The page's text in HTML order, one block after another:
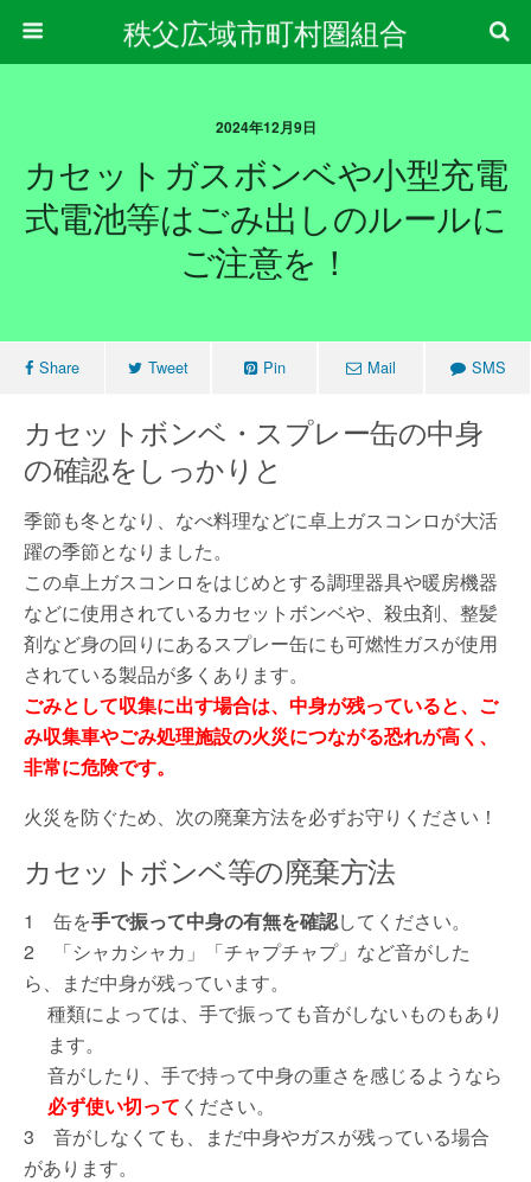
秩父広域市町村圏組合
2024年12月9日
カセットガスボンベや小型充電
式電池等はごみ出しのルールに
ご注意を！
Share Tweet Pin Mail SMS
カセットボンベ・スプレー缶の中身
の確認をしっかりと
季節も冬となり、なべ料理などに卓上ガスコンロが大活
躍の季節となりました。
この卓上ガスコンロをはじめとする調理器具や暖房機器
などに使用されているカセットボンベや、殺虫剤、整髪
剤など身の回りにあるスプレー缶にも可燃性ガスが使用
されている製品が多くあります。
ごみとして収集に出す場合は、中身が残っていると、 ご
み収集車やごみ処理施設の火災につながる恐れが高く、
非常に危険です。
火災を防ぐため、次の廃棄方法を必ずお守りください！
カセットボンベ等の廃棄方法
1 缶を手で振って中身の有無を確認してください。
2 「シャカシャカ」「チャプチャプ」など音がした
ら、まだ中身が残っています。
種類によっては、手で振っても音がしないものもあり
ます。
音がしたり、手で持って中身の重さを感じるようなら
必ず使い切って ください。
3 音がしなくても、まだ中身やガスが残っている場合
があります。